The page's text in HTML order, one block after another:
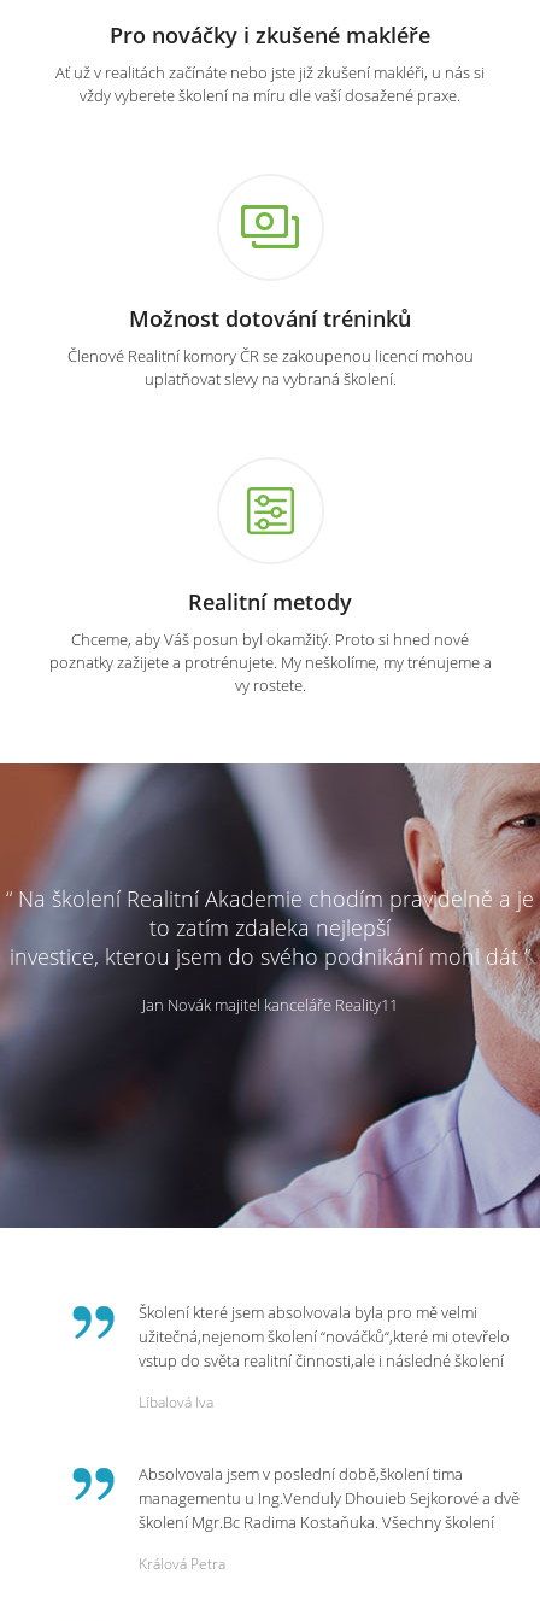
Pro nováčky i zkušené makléře
Ať už v realitách začínáte nebo jste již zkušení makléři, u nás si
vždy vyberete školení na míru dle vaší dosažené praxe.
Možnost dotování tréninků
Členové Realitní komory ČR se zakoupenou licencí mohou
uplatňovat slevy na vybraná školení.
Realitní metody
Chceme, aby Váš posun byl okamžitý. Proto si hned nové
poznatky zažijete a protrénujete. My neškolíme, my trénujeme a
vy rostete.
“ Na školení Realitní Akademie chodím pravidelně a je
to zatím zdaleka nejlepší
investice, kterou jsem do svého podnikání mohl dát ”
Jan Novák majitel kanceláře Reality11
Školení které jsem absolvovala byla pro mě velmi
užitečná,nejenom školení “nováčků“,které mi otevřelo
vstup do světa realitní činnosti,ale i následné školení
p.Vendulce která s nesmírnou lidskostí,přesto
potřebná školení,která Realitní Akademie umožňuje.
Líbalová Iva
Absolvovala jsem v poslední době,školení tima
managementu u Ing.Venduly Dhouieb Sejkorové a dvě
školení Mgr.Bc Radima Kostaňuka. Všechny školení
práci a na život.
Králová Petra